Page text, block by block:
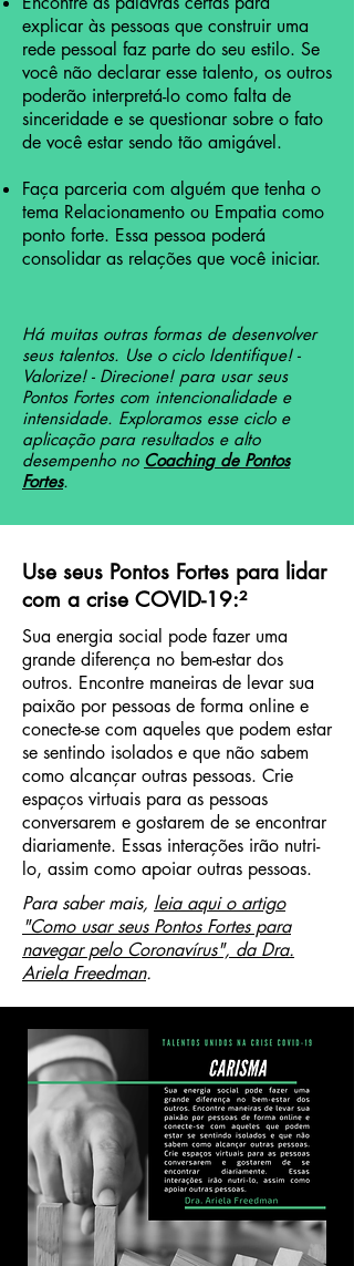
explicar às pessoas que construir uma
rede pessoal faz parte do seu estilo. Se
você não declarar esse talento, os outros
poderão interpretá-lo como falta de
sinceridade e se questionar sobre o fato
de você estar sendo tão amigável.
Faça parceria com alguém que tenha o
tema Relacionamento ou Empatia como
ponto forte. Essa pessoa poderá
consolidar as relações que você iniciar.
Há muitas outras formas de desenvolver
seus talentos. Use o ciclo Identifique! -
Valorize! - Direcione! para usar seus
Pontos Fortes com intencionalidade e
intensidade. Exploramos esse ciclo e
aplicação para resultados e alto
desempenho no Coaching de Pontos
Fortes.
Use seus Pontos Fortes para lidar
com a crise COVID-19:²
Sua energia social pode fazer uma
grande diferença no bem-estar dos
outros. Encontre maneiras de levar sua
paixão por pessoas de forma online e
conecte-se com aqueles que podem estar
se sentindo isolados e que não sabem
como alcançar outras pessoas. Crie
espaços virtuais para as pessoas
conversarem e gostarem de se encontrar
diariamente. Essas interações irão nutri-
lo, assim como apoiar outras pessoas.
Para saber mais, leia aqui o artigo
"Como usar seus Pontos Fortes para
navegar pelo Coronavírus", da Dra.
Ariela Freedman.